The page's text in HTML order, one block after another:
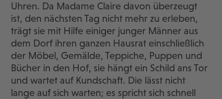
Uhren. Da Madame Claire davon überzeugt
ist, den nächsten Tag nicht mehr zu erleben,
trägt sie mit Hilfe einiger junger Männer aus
dem Dorf ihren ganzen Hausrat einschließlich
der Möbel, Gemälde, Teppiche, Puppen und
Bücher in den Hof, sie hängt ein Schild ans Tor
und wartet auf Kundschaft. Die lässt nicht
lange auf sich warten; es spricht sich schnell